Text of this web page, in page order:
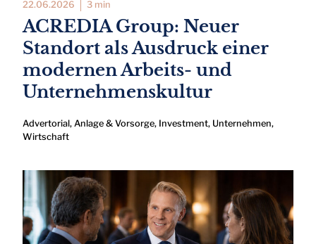
22.06.2026 3 min
ACREDIA Group: Neuer
Standort als Ausdruck einer
modernen Arbeits- und
Unternehmenskultur
Advertorial, Anlage & Vorsorge, Investment, Unternehmen,
Wirtschaft